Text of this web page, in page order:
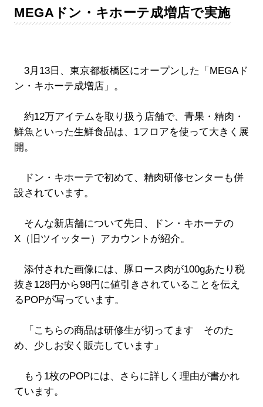
MEGAドン・キホーテ成増店で実施
3月13日、東京都板橋区にオープンした「MEGAド
ン・キホーテ成増店」。
約12万アイテムを取り扱う店舗で、青果・精肉・
鮮魚といった生鮮食品は、1フロアを使って大きく展
開。
ドン・キホーテで初めて、精肉研修センターも併
設されています。
そんな新店舗について先日、ドン・キホーテの
X（旧ツイッター）アカウントが紹介。
添付された画像には、豚ロース肉が100gあたり税
抜き128円から98円に値引きされていることを伝え
るPOPが写っています。
「こちらの商品は研修生が切ってます そのた
め、少しお安く販売しています」
もう1枚のPOPには、さらに詳しく理由が書かれ
ています。